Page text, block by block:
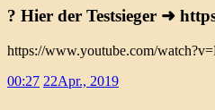
? Hier der Testsieger ➜
https://www.youtube.com/
00:27 22Apr., 2019